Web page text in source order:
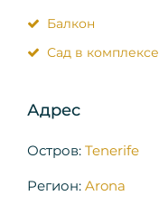
Балкон
Сад в комплексе
Адрес
Остров: Tenerife
Регион: Arona